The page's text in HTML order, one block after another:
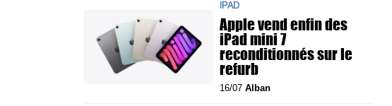
IPAD
Apple vend enfin des
iPad mini 7
reconditionnés sur le
refurb
16/07 Alban